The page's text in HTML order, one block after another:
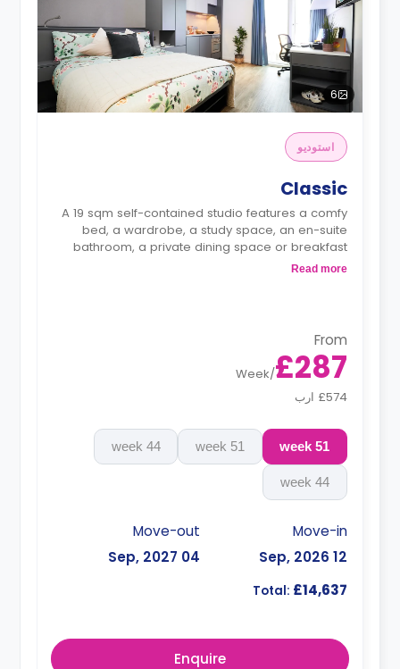
6
استوديو
Classic
A 19 sqm self-contained studio features a comfy
bed, a wardrobe, a study space, an en-suite
bathroom, a private dining space or breakfast
bar, and a fully fitted kitchenette.
Read more
From
£287
/
Week
£574 ارب
51 week
51 week
44 week
44 week
Move-in
12 Sep, 2026
Move-out
04 Sep, 2027
Total: £14,637
Enquire